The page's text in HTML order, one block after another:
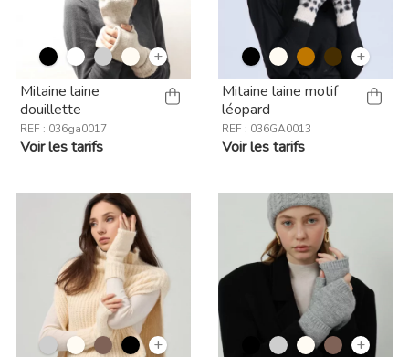
+
Mitaine laine
douillette
REF : 036ga0017
Voir les tarifs
+
Mitaine laine motif
léopard
REF : 036GA0013
Voir les tarifs
+
+